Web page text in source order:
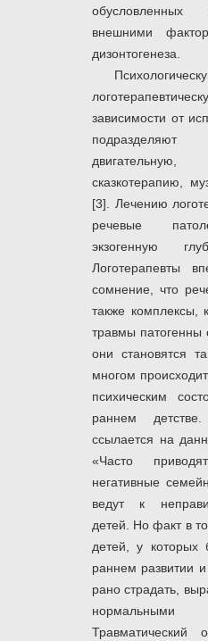
внешними
дизонтогенеза.
зависимости от
сказкотерапию,
[3]. Лечению
речевые
экзогенную
Логотерапевты
сомнение, что
также комплексы,
травмы
они становятся
многом
психическим
раннем
ссылается на
«Часто
негативные
ведут к
детей. Но факт в
детей, у
раннем развитии
рано страдать,
Травматический